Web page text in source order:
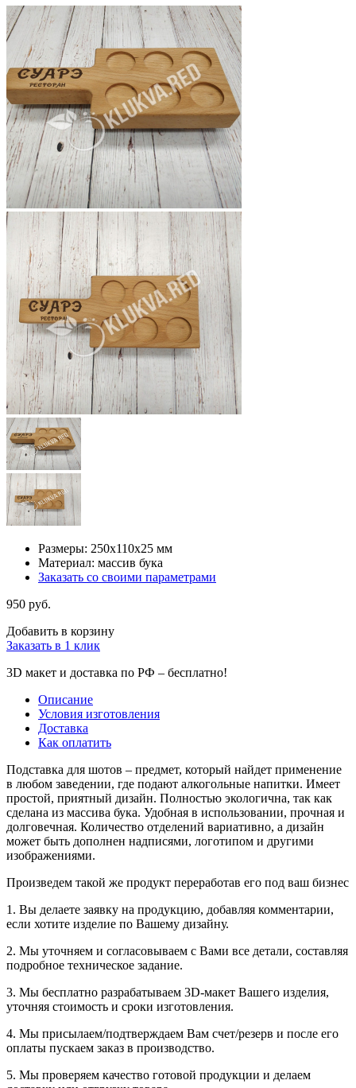
Размеры: 250х110х25 мм
Материал: массив бука
Заказать со своими параметрами
950 руб.
Добавить в корзину
Заказать в 1 клик
3D макет и доставка по РФ – бесплатно!
Описание
Условия изготовления
Доставка
Как оплатить
Подставка для шотов – предмет, который найдет применение
в любом заведении, где подают алкогольные напитки. Имеет
простой, приятный дизайн. Полностью экологична, так как
сделана из массива бука. Удобная в использовании, прочная и
долговечная. Количество отделений вариативно, а дизайн
может быть дополнен надписями, логотипом и другими
изображениями.
Произведем такой же продукт переработав его под ваш бизнес
1. Вы делаете заявку на продукцию, добавляя комментарии,
если хотите изделие по Вашему дизайну.
2. Мы уточняем и согласовываем с Вами все детали, составляя
подробное техническое задание.
3. Мы бесплатно разрабатываем 3D-макет Вашего изделия,
уточняя стоимость и сроки изготовления.
4. Мы присылаем/подтверждаем Вам счет/резерв и после его
оплаты пускаем заказ в производство.
5. Мы проверяем качество готовой продукции и делаем